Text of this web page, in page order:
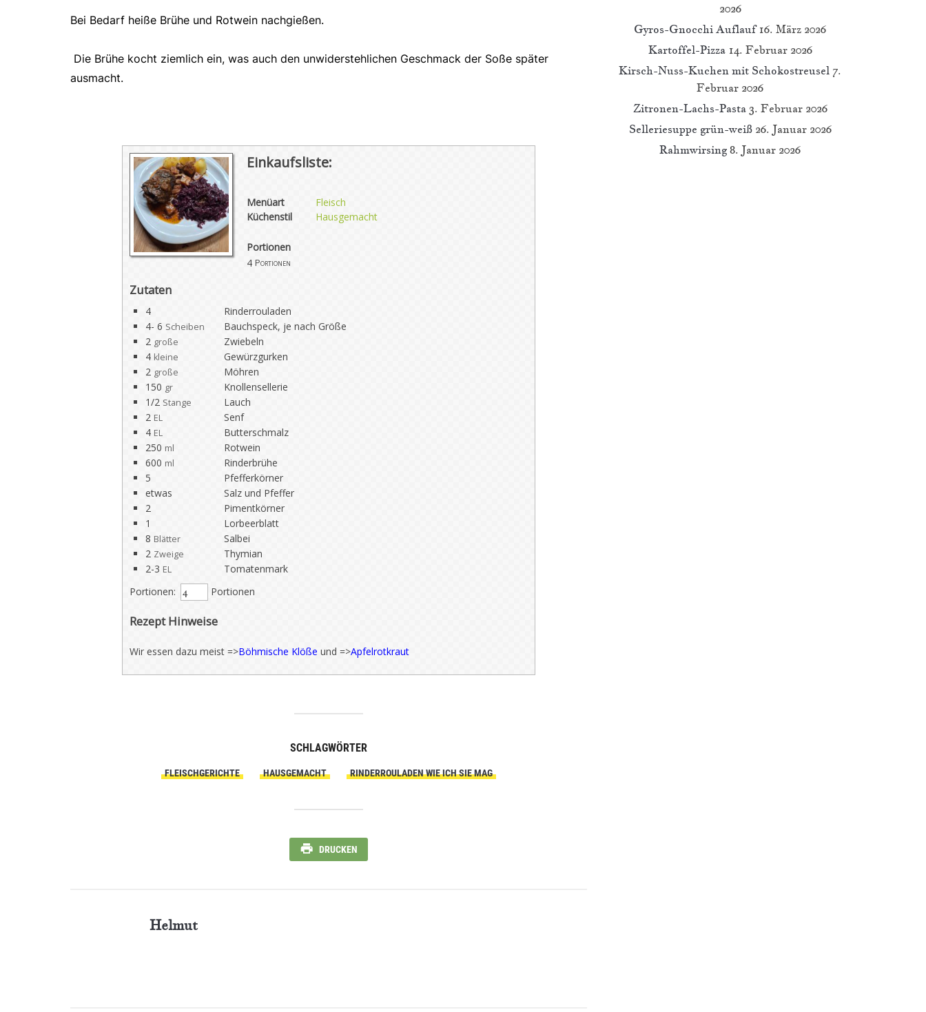
Bei Bedarf heiße Brühe und Rotwein nachgießen.
Die Brühe kocht ziemlich ein, was auch den unwiderstehlichen Geschmack der Soße später
ausmacht.
Einkaufsliste:
Menüart
Fleisch
Küchenstil
Hausgemacht
Portionen
4 Portionen
Zutaten
4
Rinderrouladen
4- 6 Scheiben
Bauchspeck, je nach Größe
2 große
Zwiebeln
4 kleine
Gewürzgurken
2 große
Möhren
150 gr
Knollensellerie
1/2 Stange
Lauch
2 EL
Senf
4 EL
Butterschmalz
250 ml
Rotwein
600 ml
Rinderbrühe
5
Pfefferkörner
etwas
Salz und Pfeffer
2
Pimentkörner
1
Lorbeerblatt
8 Blätter
Salbei
2 Zweige
Thymian
2-3 EL
Tomatenmark
Portionen:
Portionen
Rezept Hinweise
Wir essen dazu meist =>Böhmische Klöße und =>Apfelrotkraut
SCHLAGWÖRTER
FLEISCHGERICHTE HAUSGEMACHT RINDERROULADEN WIE ICH SIE MAG
DRUCKEN
Helmut
2026
Gyros-Gnocchi Auflauf 16. März 2026
Kartoffel-Pizza 14. Februar 2026
Kirsch-Nuss-Kuchen mit Schokostreusel 7.
Februar 2026
Zitronen-Lachs-Pasta 3. Februar 2026
Selleriesuppe grün-weiß 26. Januar 2026
Rahmwirsing 8. Januar 2026